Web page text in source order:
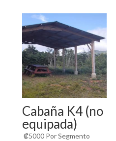
Cabaña K4 (no
equipada)
₡5000Por Segmento